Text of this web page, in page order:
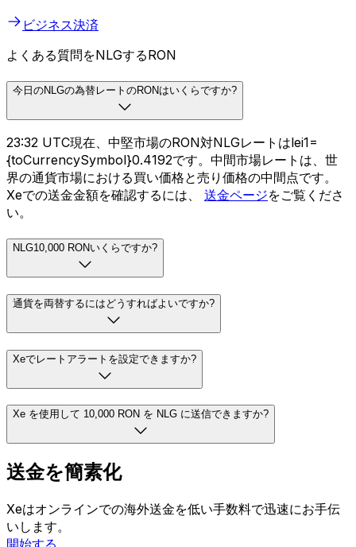
ビジネス決済
よくある質問をNLGするRON
今日のNLGの為替レートのRONはいくらですか?
23:32 UTC現在、中堅市場のRON対NLGレートはlei1=
{toCurrencySymbol}0.4192です。中間市場レートは、世
界の通貨市場における買い価格と売り価格の中間点です。
Xeでの送金金額を確認するには、 送金ページをご覧くださ
い。
NLG10,000 RONいくらですか?
通貨を両替するにはどうすればよいですか?
Xeでレートアラートを設定できますか?
Xe を使用して 10,000 RON を NLG に送信できますか?
送金を簡素化
Xeはオンラインでの海外送金を低い手数料で迅速にお手伝
いします。